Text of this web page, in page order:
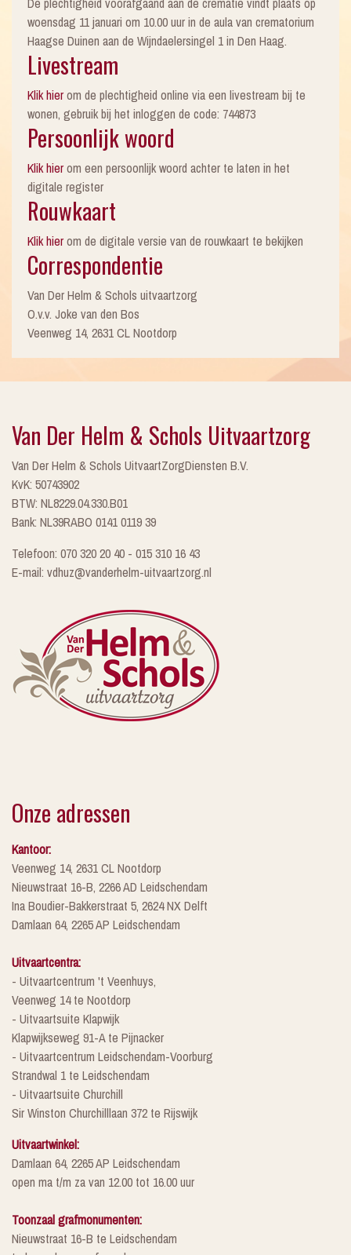
woensdag 11 januari om 10.00 uur in de aula van crematorium
Haagse Duinen aan de Wijndaelersingel 1 in Den Haag.
Livestream
Klik hierom de plechtigheid online via een livestream bij te
wonen, gebruik bij het inloggen de code: 744873
Persoonlijk woord
Klik hierom een persoonlijk woord achter te laten in het
digitale register
Rouwkaart
Klik hierom de digitale versie van de rouwkaart te bekijken
Correspondentie
Van Der Helm & Schols uitvaartzorg
O.v.v. Joke van den Bos
Veenweg 14, 2631 CL Nootdorp
Van Der Helm & Schols Uitvaartzorg
Van Der Helm & Schols UitvaartZorgDiensten B.V.
KvK: 50743902
BTW: NL8229.04.330.B01
Bank: NL39RABO 0141 0119 39
Telefoon: 070 320 20 40 - 015 310 16 43
E-mail: vdhuz@vanderhelm-uitvaartzorg.nl
Onze adressen
Kantoor:
Veenweg 14, 2631 CL Nootdorp
Nieuwstraat 16-B, 2266 AD Leidschendam
Ina Boudier-Bakkerstraat 5, 2624 NX Delft
Damlaan 64, 2265 AP Leidschendam
Uitvaartcentra:
- Uitvaartcentrum 't Veenhuys,
Veenweg 14 te Nootdorp
- Uitvaartsuite Klapwijk
Klapwijkseweg 91-A te Pijnacker
- Uitvaartcentrum Leidschendam-Voorburg
Strandwal 1 te Leidschendam
- Uitvaartsuite Churchill
Sir Winston Churchilllaan 372 te Rijswijk
Uitvaartwinkel:
Damlaan 64, 2265 AP Leidschendam
open ma t/m za van 12.00 tot 16.00 uur
Toonzaal grafmonumenten:
Nieuwstraat 16-B te Leidschendam